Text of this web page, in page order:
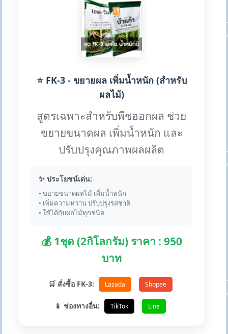
⭐ FK-3 - ขยายผล เพิ่มน้ำหนัก (สำหรับ
ผลไม้)
สูตรเฉพาะสำหรับพืชออกผล ช่วย
ขยายขนาดผล เพิ่มน้ำหนัก และ
ปรับปรุงคุณภาพผลผลิต
✨ ประโยชน์เด่น:
• ขยายขนาดผลไม้ เพิ่มน้ำหนัก
• เพิ่มความหวาน ปรับปรุงรสชาติ
• ใช้ได้กับผลไม้ทุกชนิด
💰 1ชุด (2กิโลกรัม) ราคา : 950
บาท
🛒 สั่งซื้อ FK-3: Lazada Shopee
📱 ช่องทางอื่น: TikTok Line